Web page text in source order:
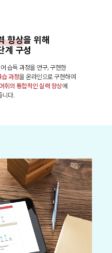
향상을 위해
계 구성
습득 과정을 연구, 구현한
과정을 온라인으로 구현하여
휘의 통합적인 실력 향상에
니다.